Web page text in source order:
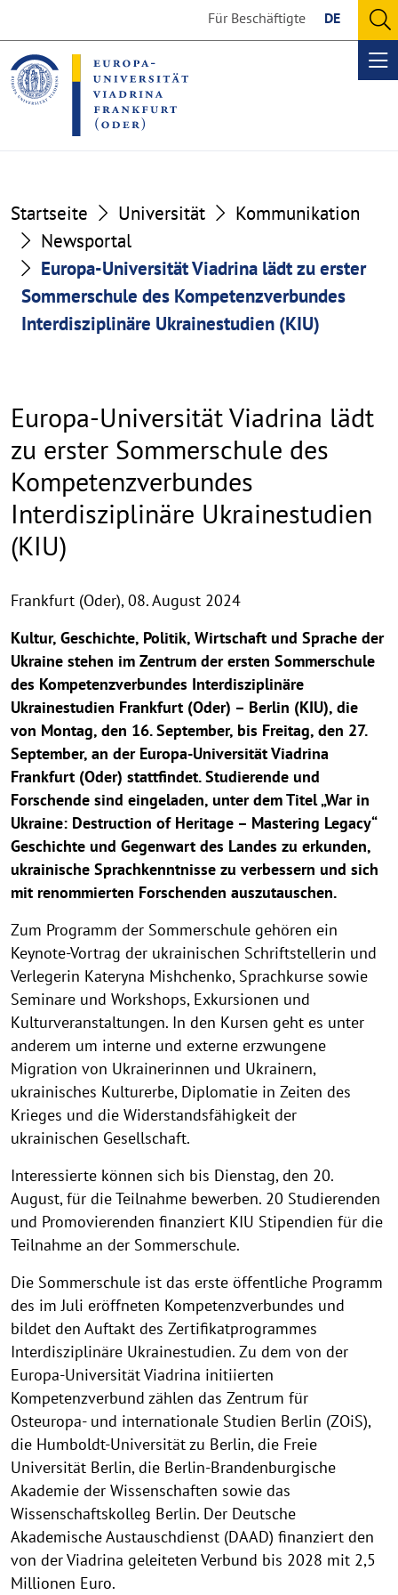
the
content
section
the
footer
section
Für Beschäftigte DE
Startseite Universität
Kommunikation
Newsportal
Europa-Universität Viadrina lädt zu erster
Sommerschule des Kompetenzverbundes
Interdisziplinäre Ukrainestudien (KIU)
Europa-Universität Viadrina lädt
zu erster Sommerschule des
Kompetenzverbundes
Interdisziplinäre Ukrainestudien
(KIU)
Frankfurt (Oder),08. August 2024
Kultur, Geschichte, Politik, Wirtschaft und Sprache der
Ukraine stehen im Zentrum der ersten Sommerschule
des Kompetenzverbundes Interdisziplinäre
Ukrainestudien Frankfurt (Oder) – Berlin (KIU), die
von Montag, den 16. September, bis Freitag, den 27.
September, an der Europa-Universität Viadrina
Frankfurt (Oder) stattfindet. Studierende und
Forschende sind eingeladen, unter dem Titel „War in
Ukraine: Destruction of Heritage – Mastering Legacy“
Geschichte und Gegenwart des Landes zu erkunden,
ukrainische Sprachkenntnisse zu verbessern und sich
mit renommierten Forschenden auszutauschen.
Zum Programm der Sommerschule gehören ein
Keynote-Vortrag der ukrainischen Schriftstellerin und
Verlegerin Kateryna Mishchenko, Sprachkurse sowie
Seminare und Workshops, Exkursionen und
Kulturveranstaltungen. In den Kursen geht es unter
anderem um interne und externe erzwungene
Migration von Ukrainerinnen und Ukrainern,
ukrainisches Kulturerbe, Diplomatie in Zeiten des
Krieges und die Widerstandsfähigkeit der
ukrainischen Gesellschaft.
Interessierte können sich bis Dienstag, den 20.
August, für die Teilnahme bewerben. 20 Studierenden
und Promovierenden finanziert KIU Stipendien für die
Teilnahme an der Sommerschule.
Die Sommerschule ist das erste öffentliche Programm
des im Juli eröffneten Kompetenzverbundes und
bildet den Auftakt des Zertifikatprogrammes
Interdisziplinäre Ukrainestudien. Zu dem von der
Europa-Universität Viadrina initiierten
Kompetenzverbund zählen das Zentrum für
Osteuropa- und internationale Studien Berlin (ZOiS),
die Humboldt-Universität zu Berlin, die Freie
Universität Berlin, die Berlin-Brandenburgische
Akademie der Wissenschaften sowie das
Wissenschaftskolleg Berlin. Der Deutsche
Akademische Austauschdienst (DAAD) finanziert den
von der Viadrina geleiteten Verbund bis 2028 mit 2,5
Millionen Euro.